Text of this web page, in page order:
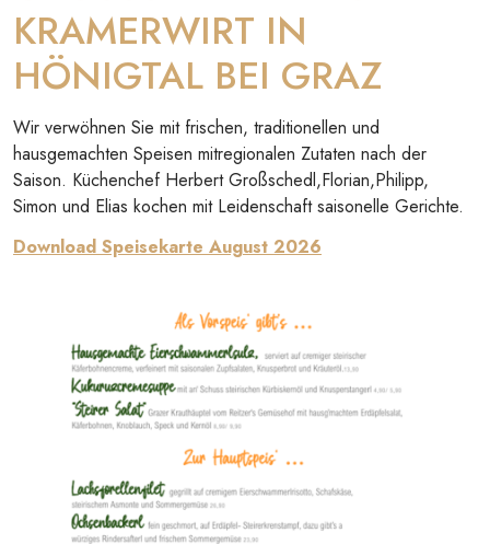
KRAMERWIRT IN
HÖNIGTAL BEI GRAZ
Wir verwöhnen Sie mit frischen, traditionellen und
hausgemachten Speisen mitregionalen Zutaten nach der
Saison. Küchenchef Herbert Großschedl,Florian,Philipp,
Simon und Elias kochen mit Leidenschaft saisonelle Gerichte.
Download Speisekarte August 2026